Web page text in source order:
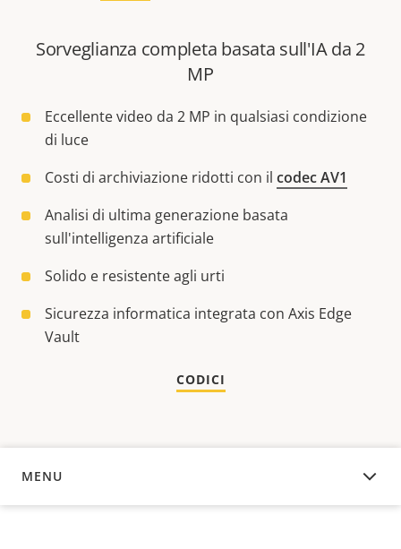
Sorveglianza completa basata sull'IA da 2
MP
Eccellente video da 2 MP in qualsiasi condizione
di luce
Costi di archiviazione ridotti con il codec AV1
Analisi di ultima generazione basata
sull'intelligenza artificiale
Solido e resistente agli urti
Sicurezza informatica integrata con Axis Edge
Vault
CODICI
MENU
PANORAMICA